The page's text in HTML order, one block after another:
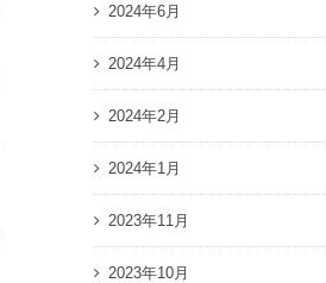
2024年6月
2024年4月
2024年2月
2024年1月
2023年11月
2023年10月